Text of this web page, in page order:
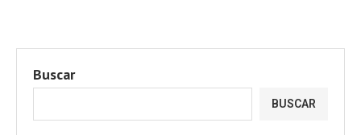
Buscar
BUSCAR